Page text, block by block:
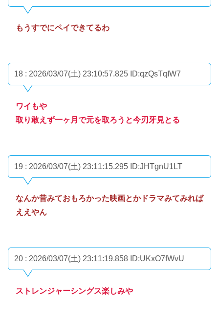
もうすでにペイできてるわ
18 : 2026/03/07(土) 23:10:57.825 ID:qzQsTqIW7
ワイもや
取り敢えず一ヶ月で元を取ろうと今刃牙見とる
19 : 2026/03/07(土) 23:11:15.295 ID:JHTgnU1LT
なんか昔みておもろかった映画とかドラマみてみれば
ええやん
20 : 2026/03/07(土) 23:11:19.858 ID:UKxO7fWvU
ストレンジャーシングス楽しみや